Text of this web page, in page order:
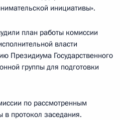
инициативы».
план работы комиссии
власти
Президиума Государственного
группы для подготовки
по рассмотренным
в протокол заседания.